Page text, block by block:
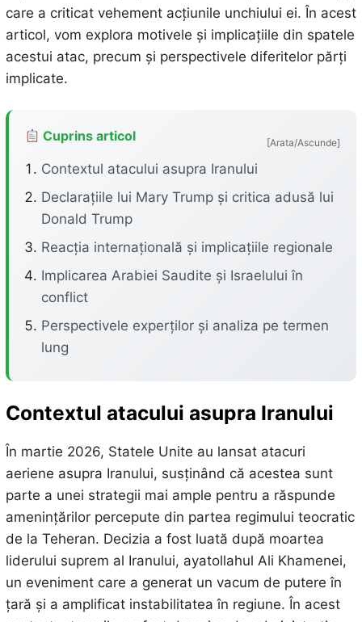
care a criticat vehement acțiunile unchiului ei. În acest
articol, vom explora motivele și implicațiile din spatele
acestui atac, precum și perspectivele diferitelor părți
implicate.
Cuprins articol [Arata/Ascunde]
Contextul atacului asupra Iranului
Declarațiile lui Mary Trump și critica adusă lui
Donald Trump
Reacția internațională și implicațiile regionale
Implicarea Arabiei Saudite și Israelului în
conflict
Perspectivele experților și analiza pe termen
lung
Contextul atacului asupra Iranului
În martie 2026, Statele Unite au lansat atacuri
aeriene asupra Iranului, susținând că acestea sunt
parte a unei strategii mai ample pentru a răspunde
amenințărilor percepute din partea regimului teocratic
de la Teheran. Decizia a fost luată după moartea
liderului suprem al Iranului, ayatollahul Ali Khamenei,
un eveniment care a generat un vacum de putere în
țară și a amplificat instabilitatea în regiune. În acest